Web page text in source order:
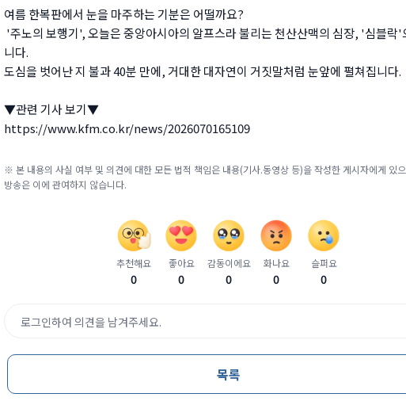
여름 한복판에서 눈을 마주하는 기분은 어떨까요?
'주노의 보행기', 오늘은 중앙아시아의 알프스라 불리는 천산산맥의 심장, '심블락'
니다.
도심을 벗어난 지 불과 40분 만에, 거대한 대자연이 거짓말처럼 눈앞에 펼쳐집니다.
▼관련 기사 보기▼
https://www.kfm.co.kr/news/2026070165109
※ 본 내용의 사실 여부 및 의견에 대한 모든 법적 책임은 내용(기사.동영상 등)을 작성한 게시자에게 있
방송은 이에 관여하지 않습니다.
추천해요
0
좋아요
0
감동이에요
0
화나요
0
슬퍼요
0
로그인하여 의견을 남겨주세요.
목록